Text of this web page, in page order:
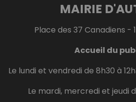
MAIRIE
Place des 37 Canadiens -
Accueil du
Le lundi et vendredi de 8h30 à
Le mardi, mercredi et jeudi